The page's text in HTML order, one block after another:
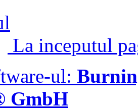
La inceputul
ul:
GmbH